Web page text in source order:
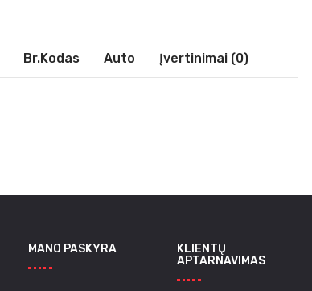
Br.kodas Auto Įvertinimai (0)
MANO PASKYRA
KLIENTŲ
APTARNAVIMAS